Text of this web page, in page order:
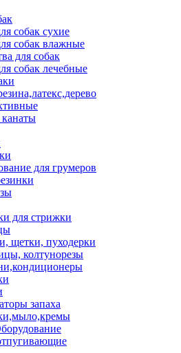
собак сухие
собак влажные
для собак
собак лечебные
для грумеров
для стрижки
щетки, пуходерки
колтунорезы
запаха